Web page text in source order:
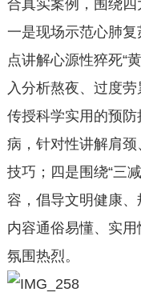
合真实案例，围绕四
一是现场示范心肺
点讲解心源性猝死“
入分析熬夜、过度
传授科学实用的预
病，针对性讲解肩
技巧；四是围绕“三
容，倡导文明健康
内容通俗易懂、实
氛围热烈。